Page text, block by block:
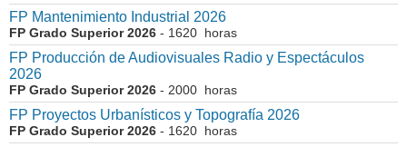
FP Mantenimiento Industrial 2026
FP Grado Superior 2026 - 1620 horas
FP Producción de Audiovisuales Radio y Espectáculos
2026
FP Grado Superior 2026 - 2000 horas
FP Proyectos Urbanísticos y Topografía 2026
FP Grado Superior 2026 - 1620 horas